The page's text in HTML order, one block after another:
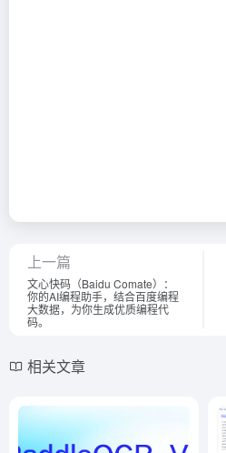
上一篇
文心快码（Baidu Comate）：
你的AI编程助手，结合百度编程
大数据，为你生成优质编程代
码。
相关文章